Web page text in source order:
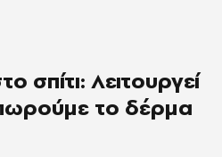
σπίτι: Λειτουργεί
το δέρμα